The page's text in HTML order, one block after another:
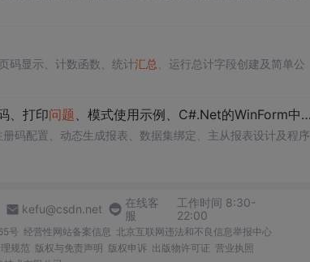
码显示、计数函数、统计汇总 、运行总计字段创建及简单公
、打印问题、模式使用示例、C#.Net的WinForm中的使用、程序发布与部署)
码配置、动态生成报表、数据集绑定、主从报表设计及程序
kefu@csdn.net
在线客
服
工作时间 8:30-
22:00
号 经营性网站备案信息 北京互联网违法和不良信息举报中心
规范 版权与免责声明 版权申诉 出版物许可证 营业执照